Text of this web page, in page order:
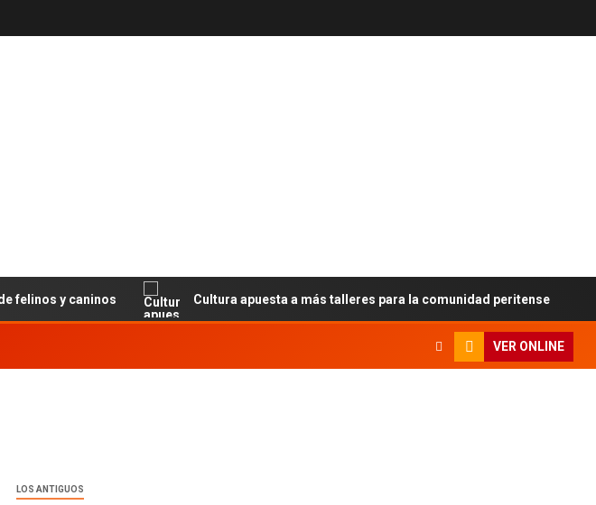
y caninos Cultura apuesta a más talleres para la comunidad peritense
VER ONLINE
LOS ANTIGUOS